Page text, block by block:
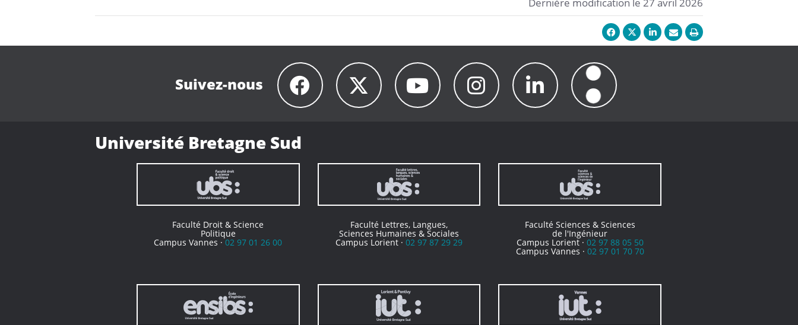
Suivez-nous
Université Bretagne Sud
Faculté Droit & Science
Politique
Campus Vannes ·02 97 01 26 00
Faculté Lettres, Langues,
Sciences Humaines & Sociales
Campus Lorient · 02 97 87 29 29
Faculté Sciences & Sciences
de l'Ingénieur
Campus Lorient · 02 97 88 05 50
Campus Vannes · 02 97 01 70 70